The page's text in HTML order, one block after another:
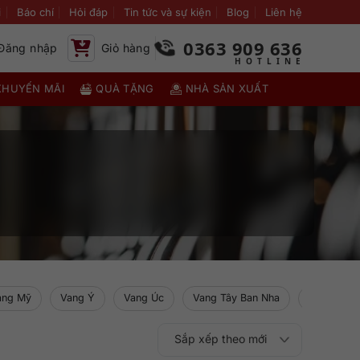
Báo chí Hỏi đáp Tin tức và sự kiện Blog Liên hệ
nhập Giỏ hàng 0363 909 636
MÃI QUÀ TẶNG NHÀ SẢN XUẤT
Mỹ Vang Ý Vang Úc Vang Tây Ban Nha
Sắp xếp theo
Sắp xếp theo mới